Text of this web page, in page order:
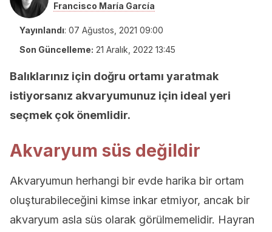
Francisco María García
Yayınlandı: 07 Ağustos, 2021 09:00
Son Güncelleme: 21 Aralık, 2022 13:45
Balıklarınız için doğru ortamı yaratmak
istiyorsanız akvaryumunuz için ideal yeri
seçmek çok önemlidir.
Akvaryum süs değildir
Akvaryumun herhangi bir evde harika bir ortam
oluşturabileceğini kimse inkar etmiyor, ancak bir
akvaryum asla süs olarak görülmemelidir. Hayran